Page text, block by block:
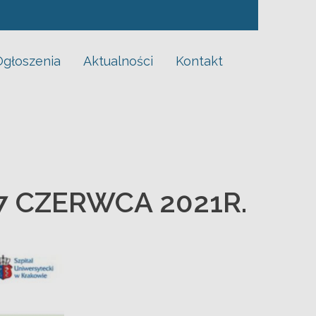
Aktualności Kontakt
CZERWCA 2021R.